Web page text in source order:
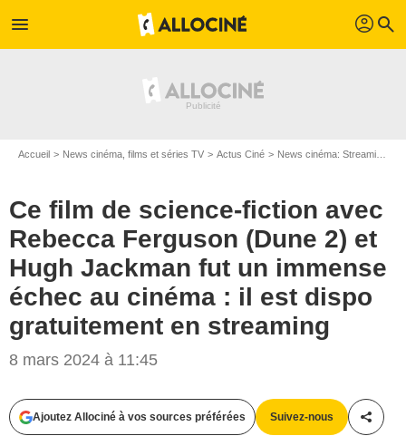
menu profil search
Accueil News cinéma, films et séries TV Actus Ciné News cinéma: Streaming
Ce film de science-fiction avec
Rebecca Ferguson (Dune 2) et
Hugh Jackman fut un immense
échec au cinéma : il est dispo
gratuitement en streaming
8 mars 2024 à 11:45
Ajoutez Allociné à vos sources préférées Suivez-nous